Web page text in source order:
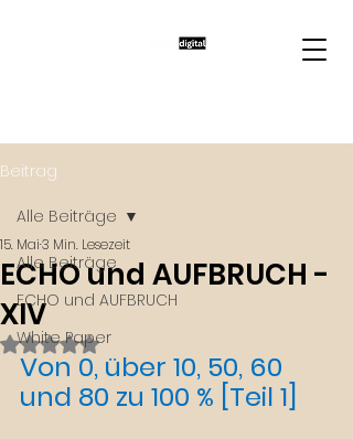
Beitrag
Alle Beiträge
ECHO und AUFBRUCH
White Paper
Alle Beiträge
ECHO und AUFBRUCH -
XIV
15. Mai3 Min. Lesezeit
Mit NaN von 5 Sternen bewertet.
Von 0, über 10, 50, 60
und 80 zu 100 % [Teil 1]